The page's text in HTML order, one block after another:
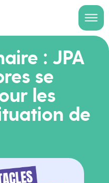
: JPA
se
les
de